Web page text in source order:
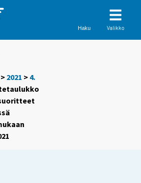
Haku Valikko
> 2021 > 4.